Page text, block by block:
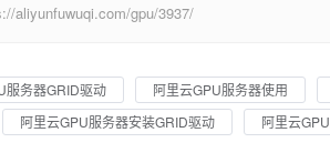
aliyunfuwuqi.com/gpu/3937/
服务器GRID驱动 阿里云GPU服务器使用
阿里云GPU服务器安装GRID驱动 阿里云